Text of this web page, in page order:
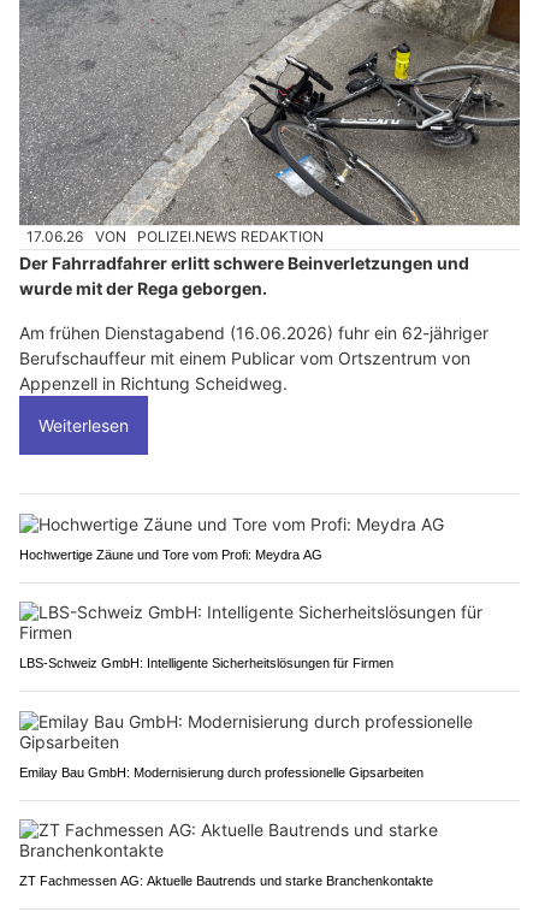
17.06.26 VON POLIZEI.NEWS REDAKTION
Der Fahrradfahrer erlitt schwere Beinverletzungen und
wurde mit der Rega geborgen.
Am frühen Dienstagabend (16.06.2026) fuhr ein 62-jähriger
Berufschauffeur mit einem Publicar vom Ortszentrum von
Appenzell in Richtung Scheidweg.
Weiterlesen
Hochwertige Zäune und Tore vom Profi: Meydra AG
LBS-Schweiz GmbH: Intelligente Sicherheitslösungen für Firmen
Emilay Bau GmbH: Modernisierung durch professionelle Gipsarbeiten
ZT Fachmessen AG: Aktuelle Bautrends und starke Branchenkontakte